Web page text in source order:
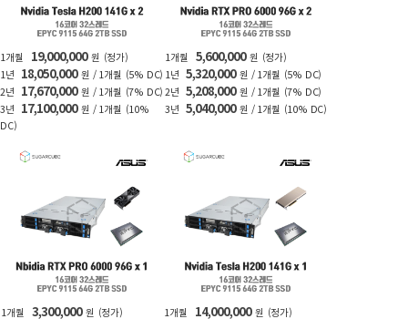
1개월 19,000,000 원
(정가)
1년
18,050,000 원 / 1개월
(5% DC)
2년
17,670,000 원 / 1개월
(7% DC)
3년
17,100,000 원 / 1개월
(10%
DC)
1개월 5,600,000 원
(정가)
1년
5,320,000 원 / 1개월
(5% DC)
2년
5,208,000 원 / 1개월
(7% DC)
3년
5,040,000 원 / 1개월 (10% DC)
1개월 3,300,000 원
(정가)
1개월 14,000,000 원
(정가)